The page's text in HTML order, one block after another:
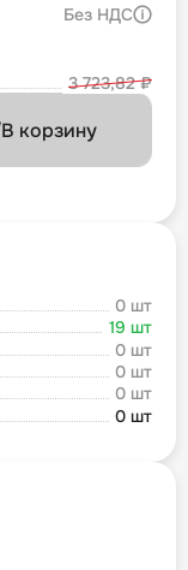
Без НДС
3 723,82 ₽
В корзину
0 шт
19 шт
0 шт
0 шт
0 шт
0 шт